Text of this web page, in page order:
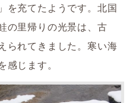
を充てたようです。北国
の里帰りの光景は、古
られてきました。寒い海
じます。